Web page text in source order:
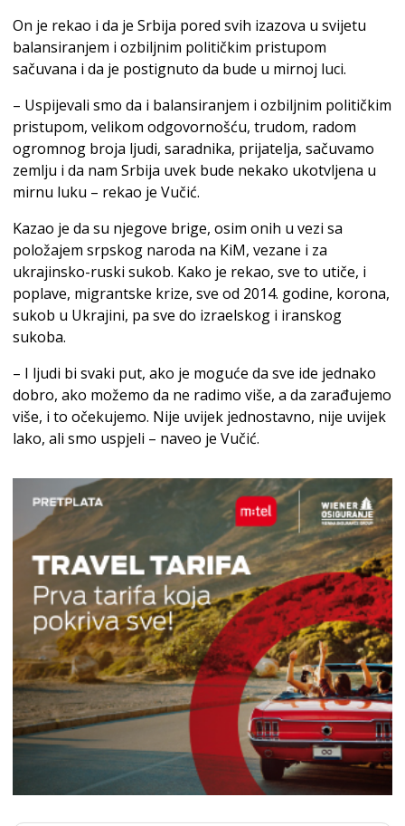
On je rekao i da je Srbija pored svih izazova u svijetu
balansiranjem i ozbiljnim političkim pristupom
sačuvana i da je postignuto da bude u mirnoj luci.
– Uspijevali smo da i balansiranjem i ozbiljnim političkim
pristupom, velikom odgovornošću, trudom, radom
ogromnog broja ljudi, saradnika, prijatelja, sačuvamo
zemlju i da nam Srbija uvek bude nekako ukotvljena u
mirnu luku – rekao je Vučić.
Kazao je da su njegove brige, osim onih u vezi sa
položajem srpskog naroda na KiM, vezane i za
ukrajinsko-ruski sukob. Kako je rekao, sve to utiče, i
poplave, migrantske krize, sve od 2014. godine, korona,
sukob u Ukrajini, pa sve do izraelskog i iranskog
sukoba.
– I ljudi bi svaki put, ako je moguće da sve ide jednako
dobro, ako možemo da ne radimo više, a da zarađujemo
više, i to očekujemo. Nije uvijek jednostavno, nije uvijek
lako, ali smo uspjeli – naveo je Vučić.